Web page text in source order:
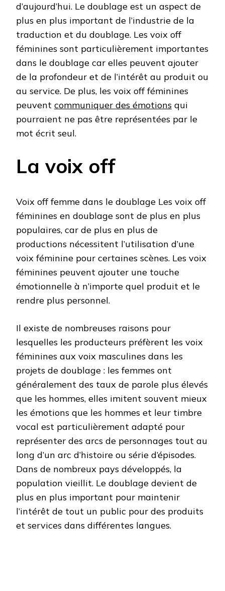
d’aujourd’hui. Le doublage est un aspect de
plus en plus important de l’industrie de la
traduction et du doublage. Les voix off
féminines sont particulièrement importantes
dans le doublage car elles peuvent ajouter
de la profondeur et de l’intérêt au produit ou
au service. De plus, les voix off féminines
peuvent communiquer des émotions qui
pourraient ne pas être représentées par le
mot écrit seul.
La voix off
Voix off femme dans le doublage Les voix off
féminines en doublage sont de plus en plus
populaires, car de plus en plus de
productions nécessitent l’utilisation d’une
voix féminine pour certaines scènes. Les voix
féminines peuvent ajouter une touche
émotionnelle à n’importe quel produit et le
rendre plus personnel.
Il existe de nombreuses raisons pour
lesquelles les producteurs préfèrent les voix
féminines aux voix masculines dans les
projets de doublage : les femmes ont
généralement des taux de parole plus élevés
que les hommes, elles imitent souvent mieux
les émotions que les hommes et leur timbre
vocal est particulièrement adapté pour
représenter des arcs de personnages tout au
long d’un arc d’histoire ou série d’épisodes.
Dans de nombreux pays développés, la
population vieillit. Le doublage devient de
plus en plus important pour maintenir
l’intérêt de tout un public pour des produits
et services dans différentes langues.